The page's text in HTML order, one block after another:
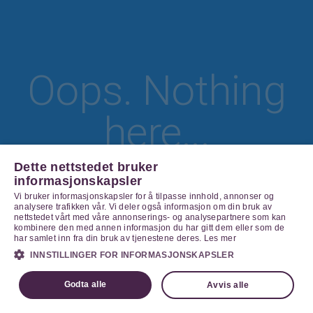
Oops. Nothing
here...
Go Home
Dette nettstedet bruker
informasjonskapsler
Vi bruker informasjonskapsler for å tilpasse innhold, annonser og
analysere trafikken vår. Vi deler også informasjon om din bruk av
nettstedet vårt med våre annonserings- og analysepartnere som kan
kombinere den med annen informasjon du har gitt dem eller som de
har samlet inn fra din bruk av tjenestene deres. Les mer
INNSTILLINGER FOR INFORMASJONSKAPSLER
Godta alle Avvis alle